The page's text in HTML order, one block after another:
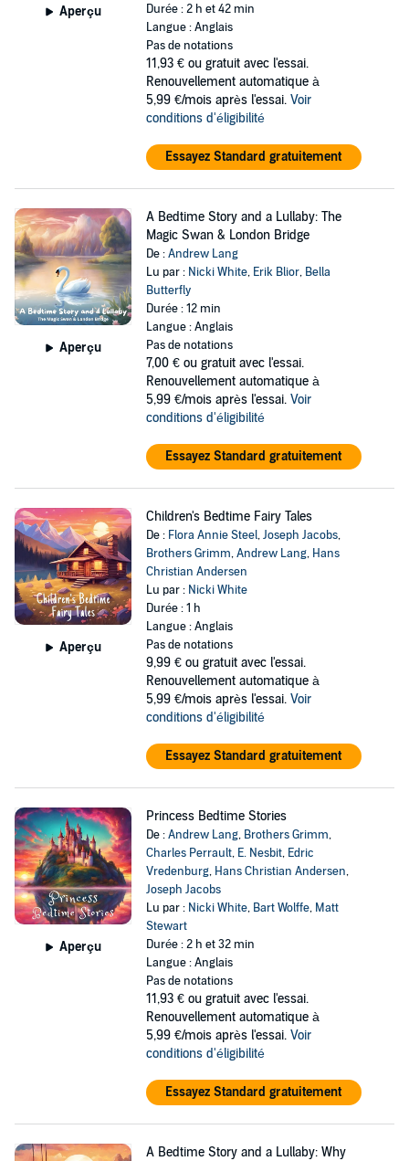
Aperçu
Durée : 2 h et 42 min
Langue : Anglais
Pas de notations
11,93 € ou gratuit avec l'essai.
Renouvellement automatique à
5,99 €/mois après l'essai. Voir
conditions d'éligibilité
Essayez Standard gratuitement
Aperçu
A Bedtime Story and a Lullaby: The
Magic Swan & London Bridge
De :Andrew Lang
Lu par : Nicki White, Erik Blior, Bella
Butterfly
Durée : 12 min
Langue : Anglais
Pas de notations
7,00 € ou gratuit avec l'essai.
Renouvellement automatique à
5,99 €/mois après l'essai. Voir
conditions d'éligibilité
Essayez Standard gratuitement
Aperçu
Children's Bedtime Fairy Tales
De : Flora Annie Steel,Joseph Jacobs,
Brothers Grimm,Andrew Lang, Hans
Christian Andersen
Lu par : Nicki White
Durée : 1 h
Langue : Anglais
Pas de notations
9,99 € ou gratuit avec l'essai.
Renouvellement automatique à
5,99 €/mois après l'essai. Voir
conditions d'éligibilité
Essayez Standard gratuitement
Aperçu
Princess Bedtime Stories
De :Andrew Lang, Brothers Grimm,
Charles Perrault, E. Nesbit, Edric
Vredenburg, Hans Christian Andersen,
Joseph Jacobs
Lu par : Nicki White, Bart Wolffe, Matt
Stewart
Durée : 2 h et 32 min
Langue : Anglais
Pas de notations
11,93 € ou gratuit avec l'essai.
Renouvellement automatique à
5,99 €/mois après l'essai. Voir
conditions d'éligibilité
Essayez Standard gratuitement
A Bedtime Story and a Lullaby: Why